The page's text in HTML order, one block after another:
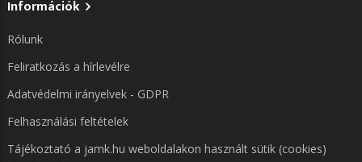
Információk
Rólunk
Feliratkozás a hírlevélre
Adatvédelmi irányelvek - GDPR
Felhasználási feltételek
Tájékoztató a jamk.hu weboldalakon használt sütik (cookies)